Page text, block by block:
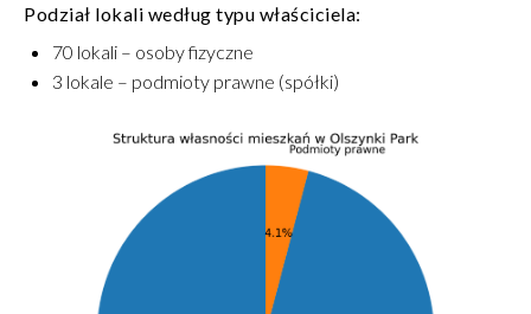
Podział lokali według typu właściciela:
70 lokali – osoby fizyczne
3 lokale – podmioty prawne (spółki)